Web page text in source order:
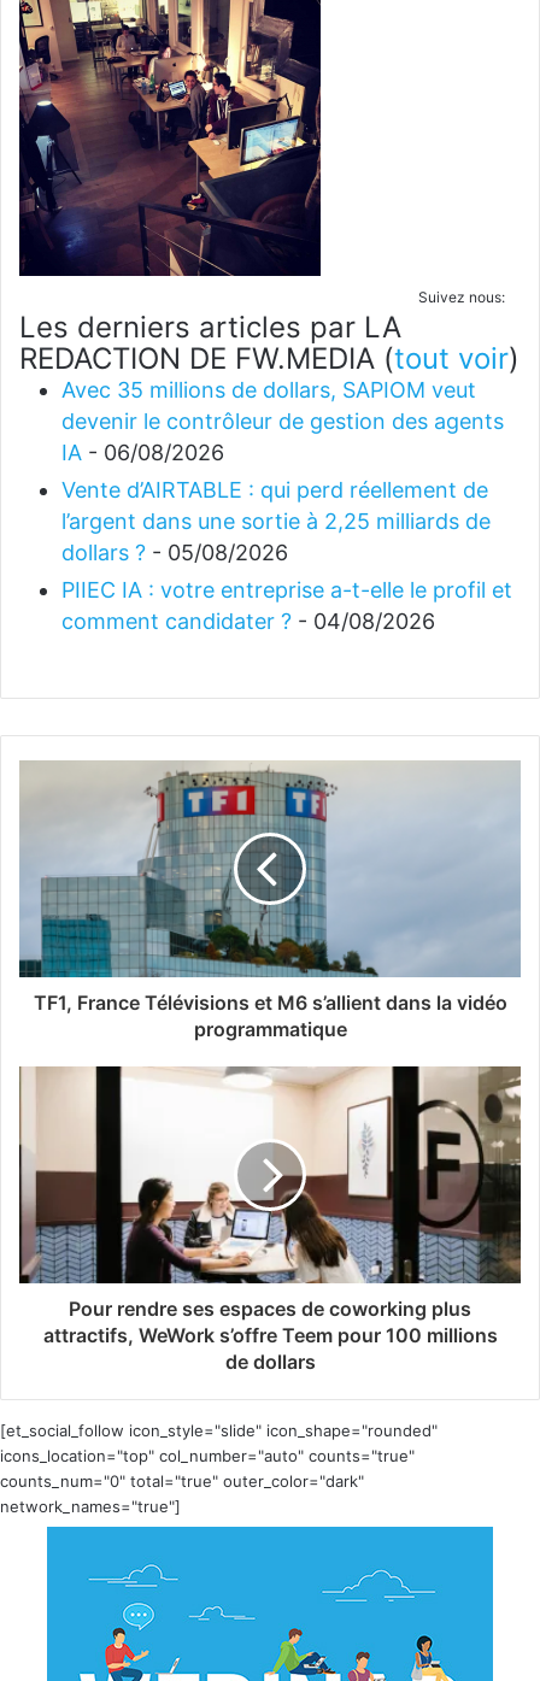
Suivez nous:
Les derniers articles par LA
REDACTION DE FW.MEDIA (tout voir)
Avec 35 millions de dollars, SAPIOM veut
devenir le contrôleur de gestion des agents
IA - 06/08/2026
Vente d’AIRTABLE : qui perd réellement de
l’argent dans une sortie à 2,25 milliards de
dollars ? - 05/08/2026
PIIEC IA : votre entreprise a-t-elle le profil et
comment candidater ? - 04/08/2026
TF1, France Télévisions et M6 s’allient dans la vidéo
programmatique
Pour rendre ses espaces de coworking plus
attractifs, WeWork s’offre Teem pour 100 millions
de dollars
[et_social_follow icon_style="slide" icon_shape="rounded"
icons_location="top" col_number="auto" counts="true"
counts_num="0" total="true" outer_color="dark"
network_names="true"]